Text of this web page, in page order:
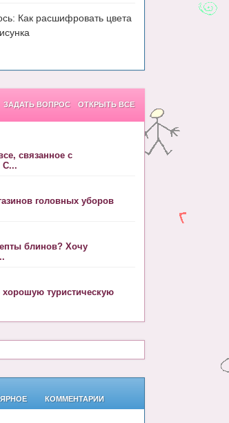
Как расшифровать цвета
ОТКРЫТЬ ВСЕ
ЗАДАТЬ ВОПРОС
связанное с
С...
головных уборов
блинов? Хочу
хорошую туристическую
КОММЕНТАРИИ